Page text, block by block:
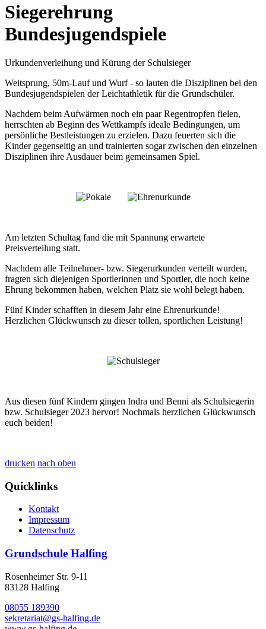
Siegerehrung
Bundesjugendspiele
Urkundenverleihung und Kürung der Schulsieger
Weitsprung, 50m-Lauf und Wurf - so lauten die Disziplinen bei den
Bundesjugendspielen der Leichtathletik für die Grundschüler.
Nachdem beim Aufwärmen noch ein paar Regentropfen fielen,
herrschten ab Beginn des Wettkampfs ideale Bedingungen, um
persönliche Bestleistungen zu erzielen. Dazu feuerten sich die
Kinder gegenseitig an und trainierten sogar zwischen den einzelnen
Disziplinen ihre Ausdauer beim gemeinsamen Spiel.
Am letzten Schultag fand die mit Spannung erwartete
Preisverteilung statt.
Nachdem alle Teilnehmer- bzw. Siegerurkunden verteilt wurden,
fragten sich diejenigen Sportlerinnen und Sportler, die noch keine
Ehrung bekommen haben, welchen Platz sie wohl belegt haben.
Fünf Kinder schafften in diesem Jahr eine Ehrenurkunde!
Herzlichen Glückwunsch zu dieser tollen, sportlichen Leistung!
Aus diesen fünf Kindern gingen Indra und Benni als Schulsiegerin
bzw. Schulsieger 2023 hervor! Nochmals herzlichen Glückwunsch
euch beiden!
drucken nach oben
Quicklinks
Kontakt
Impressum
Datenschutz
Grundschule Halfing
Rosenheimer Str. 9-11
83128 Halfing
08055 189390
sekretariat@gs-halfing.de